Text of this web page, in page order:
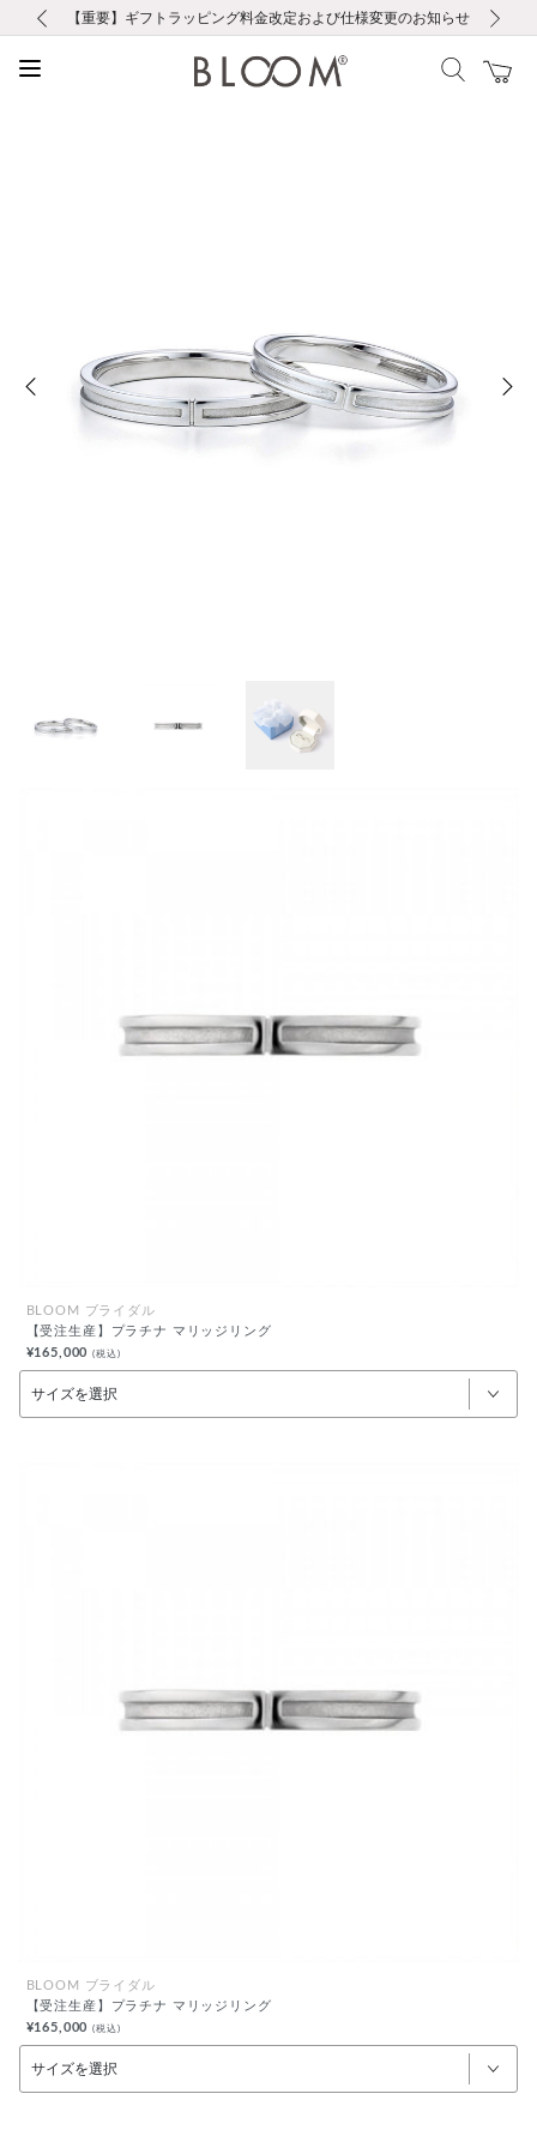
お修理・アフターサービスのご案内
【重要】令和８年熊本地震に伴う集配への影響について
【重要】ギフトラッピング料金改定および仕様変更のお知らせ
【重要】夏季休業の営業についてのご案内
税込5,500円以上で送料無料｜最短24時間以内に発送
新規会員登録で1000ポイントプレゼント！
新規LINE友だち登録で500円クーポンプレゼント
会員限定！レビュー投稿で100ポイントプレゼント
お修理・アフターサービスのご案内
【重要】令和８年熊本地震に伴う集配への影響について
前の画像
BLOOM ブライダル
【受注生産】プラチナ マリッジリング
¥165,000(税込)
サイズを選択
BLOOM ブライダル
【受注生産】プラチナ マリッジリング
¥165,000(税込)
サイズを選択